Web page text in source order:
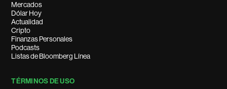
Mercados
Dólar Hoy
Actualidad
Cripto
Finanzas Personales
Podcasts
Listas de Bloomberg Línea
TÉRMINOS DE USO